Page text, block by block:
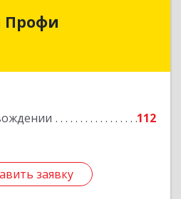
Профи
112
заявку
Профи
заявку